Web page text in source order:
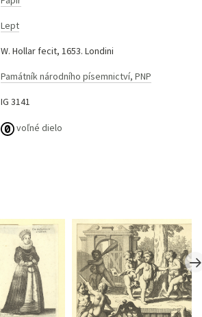
Lept
W. Hollar fecit, 1653. Londini
Památník národního písemnictví, PNP
IG 3141
voľné dielo